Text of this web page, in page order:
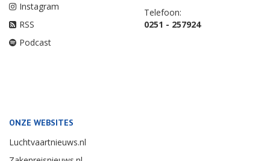
Instagram
RSS
Podcast
Telefoon:
0251 - 257924
ONZE WEBSITES
Luchtvaartnieuws.nl